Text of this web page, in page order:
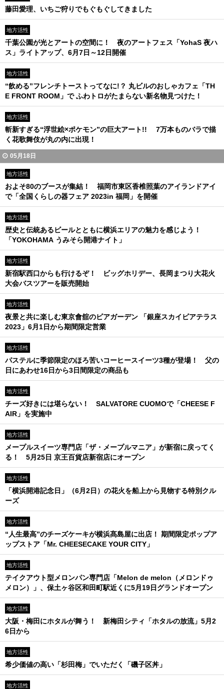
藤田愛理、いちご狩りでもぐもぐしてきました
地方活性
千葉公園が光とアートの空間に！ 夜のアートフェス「YohaS 夜ハ
ス」ライトアップ、6月7日～12日開催
地方活性
“飲める”フレンチトーストってなに!？ 丸ビルのおしゃカフェ「TH
E FRONT ROOM」で ふわトロがたまらない新名物見つけた！
地方活性
斬新すぎる“浮世絵×ポケモン”の巨大アート!! 7万本ものバラで描
く花歌舞伎が丸の内に出現！
05月18日
地方活性
およそ80のブースが集結！ 福岡市東区香椎照葉のアイランドアイ
で「全国くらしの器フェア 2023in 福岡」を開催
地方活性
歴史と伝統あるビールとともに横浜エリアの魅力を感じよう！
「YOKOHAMA うみそら開港ナイト」
地方活性
新宿駅西口からも行けるぞ！ ビッグホリデー、長岡まつり大花火
大会バスツアーを販売開始
地方活性
夜景と共に楽しむ東京會舘のビアガーデン 「銀座スカイビアテラス
2023」6月1日から期間限定営業
地方活性
パステルに季節限定のほろ苦いコーヒースイーツ3種が登場！ 父の
日にあわせ16日から3日間限定の商品も
地方活性
チーズ好きには堪らない！ SALVATORE CUOMOで「CHEESE F
AIR」を実施中
地方活性
メープルスイーツ専門店「ザ・メープルマニア」が新宿に戻ってく
る！ 5月25日 京王百貨店新宿店にオープン
地方活性
「横浜開港記念日」（6月2日）の花火を船上から見物する特別クル
ーズ
地方活性
“人生最高”のチーズケーキが横浜髙島屋に出店！ 期間限定ポップア
ップストア「Mr. CHEESECAKE YOUR CITY」
地方活性
テイクアウト型メロンパン専門店「Melon de melon（メロンドゥ
メロン）」、保土ヶ谷区和田町駅近くに5月19日グランドオープン
地方活性
大阪・梅田にホタルが舞う！ 新梅田シティ「ホタルの放流」5月2
6日から
地方活性
希少価値の高い「杉田梅」でいただく「磯子区丼」
地方活性